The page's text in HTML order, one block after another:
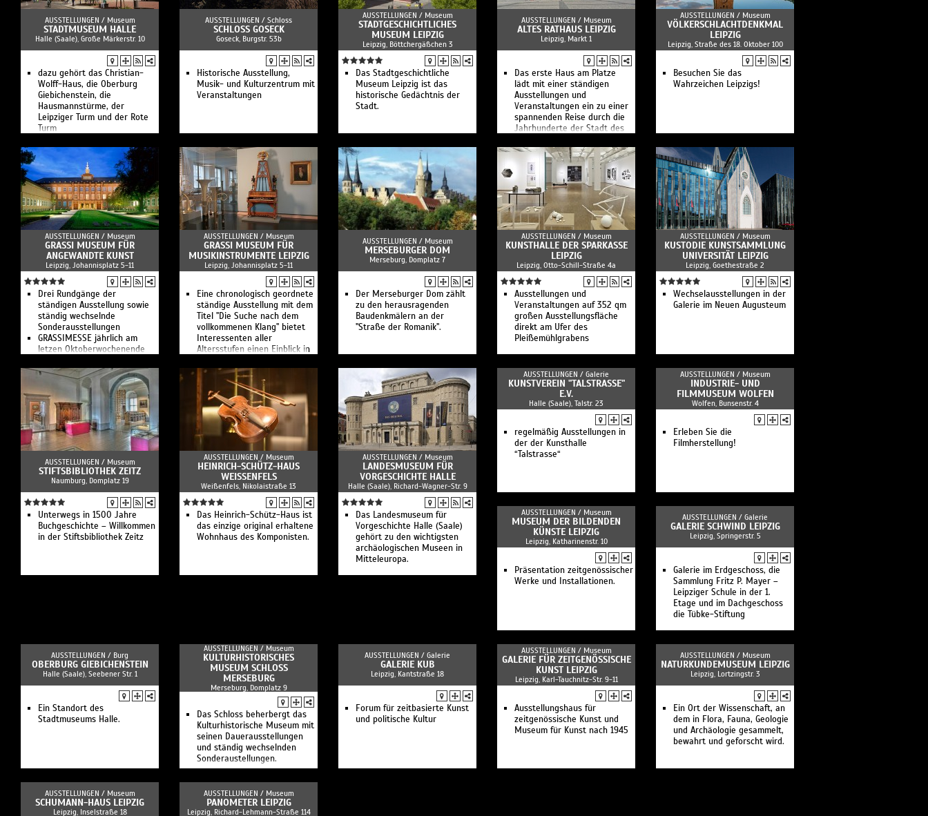
AUSSTELLUNGEN / Museum
STADTMUSEUM HALLE
Halle (Saale), Große Märkerstr. 10
dazu gehört das Christian-
Wolff-Haus, die Oberburg
Giebichenstein, die
Hausmannstürme, der
Leipziger Turm und der Rote
Turm
AUSSTELLUNGEN / Schloss
SCHLOSS GOSECK
Goseck, Burgstr. 53b
Historische Ausstellung,
Musik- und Kulturzentrum mit
Veranstaltungen
AUSSTELLUNGEN / Museum
STADTGESCHICHTLICHES
MUSEUM LEIPZIG
Leipzig, Böttchergäßchen 3
Das Stadtgeschichtliche
Museum Leipzig ist das
historische Gedächtnis der
Stadt.
AUSSTELLUNGEN / Museum
ALTES RATHAUS LEIPZIG
Leipzig, Markt 1
Das erste Haus am Platze
lädt mit einer ständigen
Ausstellungen und
Veranstaltungen ein zu einer
spannenden Reise durch die
Jahrhunderte der Stadt des
Friedlichen Revolution von
1989.
AUSSTELLUNGEN / Museum
VÖLKERSCHLACHTDENKMAL
LEIPZIG
Leipzig, Straße des 18. Oktober 100
Besuchen Sie das
Wahrzeichen Leipzigs!
AUSSTELLUNGEN / Museum
GRASSI MUSEUM FÜR
ANGEWANDTE KUNST
Leipzig, Johannisplatz 5-11
Drei Rundgänge der
ständigen Ausstellung sowie
ständig wechselnde
Sonderausstellungen
GRASSIMESSE jährlich am
letzen Oktoberwochenende
AUSSTELLUNGEN / Museum
GRASSI MUSEUM FÜR
MUSIKINSTRUMENTE LEIPZIG
Leipzig, Johannisplatz 5-11
Eine chronologisch geordnete
ständige Ausstellung mit dem
Titel "Die Suche nach dem
vollkommenen Klang" bietet
Interessenten aller
Altersstufen einen Einblick in
Musikgeschichte.
AUSSTELLUNGEN / Museum
MERSEBURGER DOM
Merseburg, Domplatz 7
Der Merseburger Dom zählt
zu den herausragenden
Baudenkmälern an der
"Straße der Romanik".
AUSSTELLUNGEN / Museum
KUNSTHALLE DER SPARKASSE
LEIPZIG
Leipzig, Otto-Schill-Straße 4a
Ausstellungen und
Veranstaltungen auf 352 qm
großen Ausstellungsfläche
direkt am Ufer des
Pleißemühlgrabens
AUSSTELLUNGEN / Museum
KUSTODIE KUNSTSAMMLUNG
UNIVERSITÄT LEIPZIG
Leipzig, Goethestraße 2
Wechselausstellungen in der
Galerie im Neuen Augusteum
AUSSTELLUNGEN / Museum
STIFTSBIBLIOTHEK ZEITZ
Naumburg, Domplatz 19
Unterwegs in 1500 Jahre
Buchgeschichte – Willkommen
in der Stiftsbibliothek Zeitz
AUSSTELLUNGEN / Museum
HEINRICH-SCHÜTZ-HAUS
WEISSENFELS
Weißenfels, Nikolaistraße 13
Das Heinrich-Schütz-Haus ist
das einzige original erhaltene
Wohnhaus des Komponisten.
AUSSTELLUNGEN / Museum
LANDESMUSEUM FÜR
VORGESCHICHTE HALLE
Halle (Saale), Richard-Wagner-Str. 9
Das Landesmuseum für
Vorgeschichte Halle (Saale)
gehört zu den wichtigsten
archäologischen Museen in
Mitteleuropa.
AUSSTELLUNGEN / Galerie
KUNSTVEREIN "TALSTRASSE"
E.V.
Halle (Saale), Talstr. 23
regelmäßig Ausstellungen in
der der Kunsthalle
“Talstrasse“
AUSSTELLUNGEN / Museum
INDUSTRIE- UND
FILMMUSEUM WOLFEN
Wolfen, Bunsenstr. 4
Erleben Sie die
Filmherstellung!
AUSSTELLUNGEN / Museum
MUSEUM DER BILDENDEN
KÜNSTE LEIPZIG
Leipzig, Katharinenstr. 10
Präsentation zeitgenössischer
Werke und Installationen.
AUSSTELLUNGEN / Galerie
GALERIE SCHWIND LEIPZIG
Leipzig, Springerstr. 5
Galerie im Erdgeschoss, die
Sammlung Fritz P. Mayer –
Leipziger Schule in der 1.
Etage und im Dachgeschoss
die Tübke-Stiftung
AUSSTELLUNGEN / Burg
OBERBURG GIEBICHENSTEIN
Halle (Saale), Seebener Str. 1
Ein Standort des
Stadtmuseums Halle.
AUSSTELLUNGEN / Museum
KULTURHISTORISCHES
MUSEUM SCHLOSS
MERSEBURG
Merseburg, Domplatz 9
Das Schloss beherbergt das
Kulturhistorische Museum mit
seinen Dauerausstellungen
und ständig wechselnden
Sonderaustellungen.
AUSSTELLUNGEN / Galerie
GALERIE KUB
Leipzig, Kantstraße 18
Forum für zeitbasierte Kunst
und politische Kultur
AUSSTELLUNGEN / Museum
GALERIE FÜR ZEITGENÖSSISCHE
KUNST LEIPZIG
Leipzig, Karl-Tauchnitz-Str. 9-11
Ausstellungshaus für
zeitgenössische Kunst und
Museum für Kunst nach 1945
AUSSTELLUNGEN / Museum
NATURKUNDEMUSEUM LEIPZIG
Leipzig, Lortzingstr. 3
Ein Ort der Wissenschaft, an
dem in Flora, Fauna, Geologie
und Archäologie gesammelt,
bewahrt und geforscht wird.
AUSSTELLUNGEN / Museum
SCHUMANN-HAUS LEIPZIG
Leipzig, Inselstraße 18
AUSSTELLUNGEN / Museum
PANOMETER LEIPZIG
Leipzig, Richard-Lehmann-Straße 114